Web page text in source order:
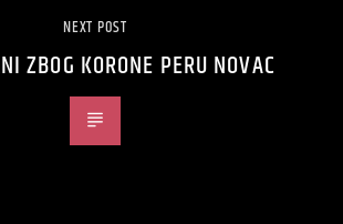
NEXT POST
ZBOG KORONE PERU NOVAC